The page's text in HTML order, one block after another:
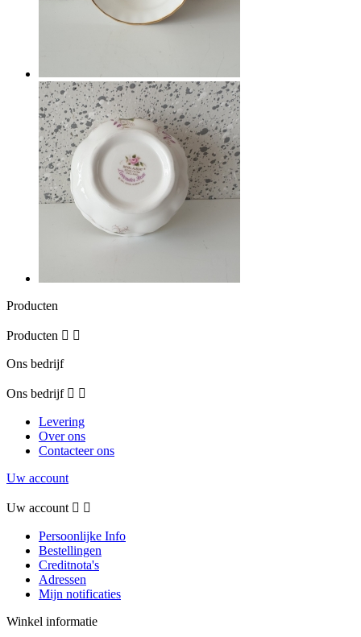
Producten
Producten  
Ons bedrijf
Ons bedrijf  
Levering
Over ons
Contacteer ons
Uw account
Uw account  
Persoonlijke Info
Bestellingen
Creditnota's
Adressen
Mijn notificaties
Winkel informatie